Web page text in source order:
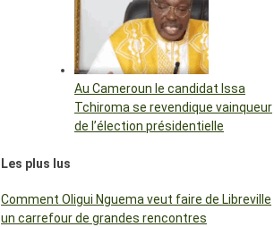
Au Cameroun le candidat Issa
Tchiroma se revendique vainqueur
de l’élection présidentielle
Les plus lus
Comment Oligui Nguema veut faire de Libreville
un carrefour de grandes rencontres